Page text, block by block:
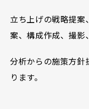
立ち上げの戦略提案
案、構成作成、撮影
分析からの施策方
ります。